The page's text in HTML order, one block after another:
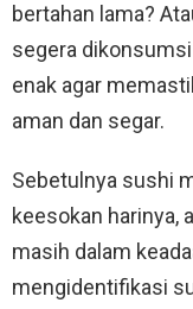
bertahan lama?
segera
enak agar
aman dan segar.
Sebetulnya sushi
keesokan harinya,
masih dalam
mengidentifikasi